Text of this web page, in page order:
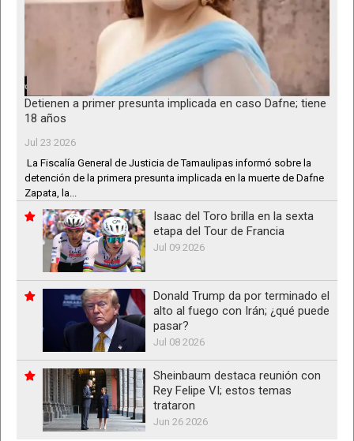
Detienen a primer presunta implicada en caso Dafne; tiene
18 años
Jul 23 2026
La Fiscalía General de Justicia de Tamaulipas informó sobre la
detención de la primera presunta implicada en la muerte de Dafne
Zapata, la...
Isaac del Toro brilla en la sexta
etapa del Tour de Francia
Jul 09 2026
Donald Trump da por terminado el
alto al fuego con Irán; ¿qué puede
pasar?
Jul 08 2026
Sheinbaum destaca reunión con
Rey Felipe VI; estos temas
trataron
Jun 26 2026